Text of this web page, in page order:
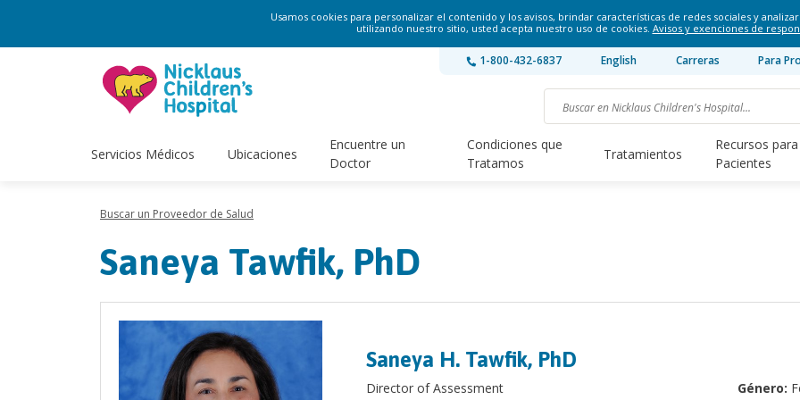
Usamos cookies para personalizar el contenido y los avisos, brindar características de redes sociales y
utilizando nuestro sitio, usted acepta nuestro uso de cookies. Avisos y exenciones de
1-800-432-6837 English Carreras Para
Servicios Médicos Ubicaciones
Encuentre un
Doctor
Condiciones que
Tratamos
Tratamientos
Recursos para
Pacientes
Buscar un Proveedor de Salud
Saneya Tawfik, PhD
Saneya H. Tawfik, PhD
Director of Assessment
Género: